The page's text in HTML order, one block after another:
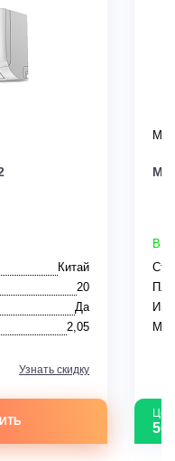
Китай
20
Да
2,05
Узнать скидку
В
50